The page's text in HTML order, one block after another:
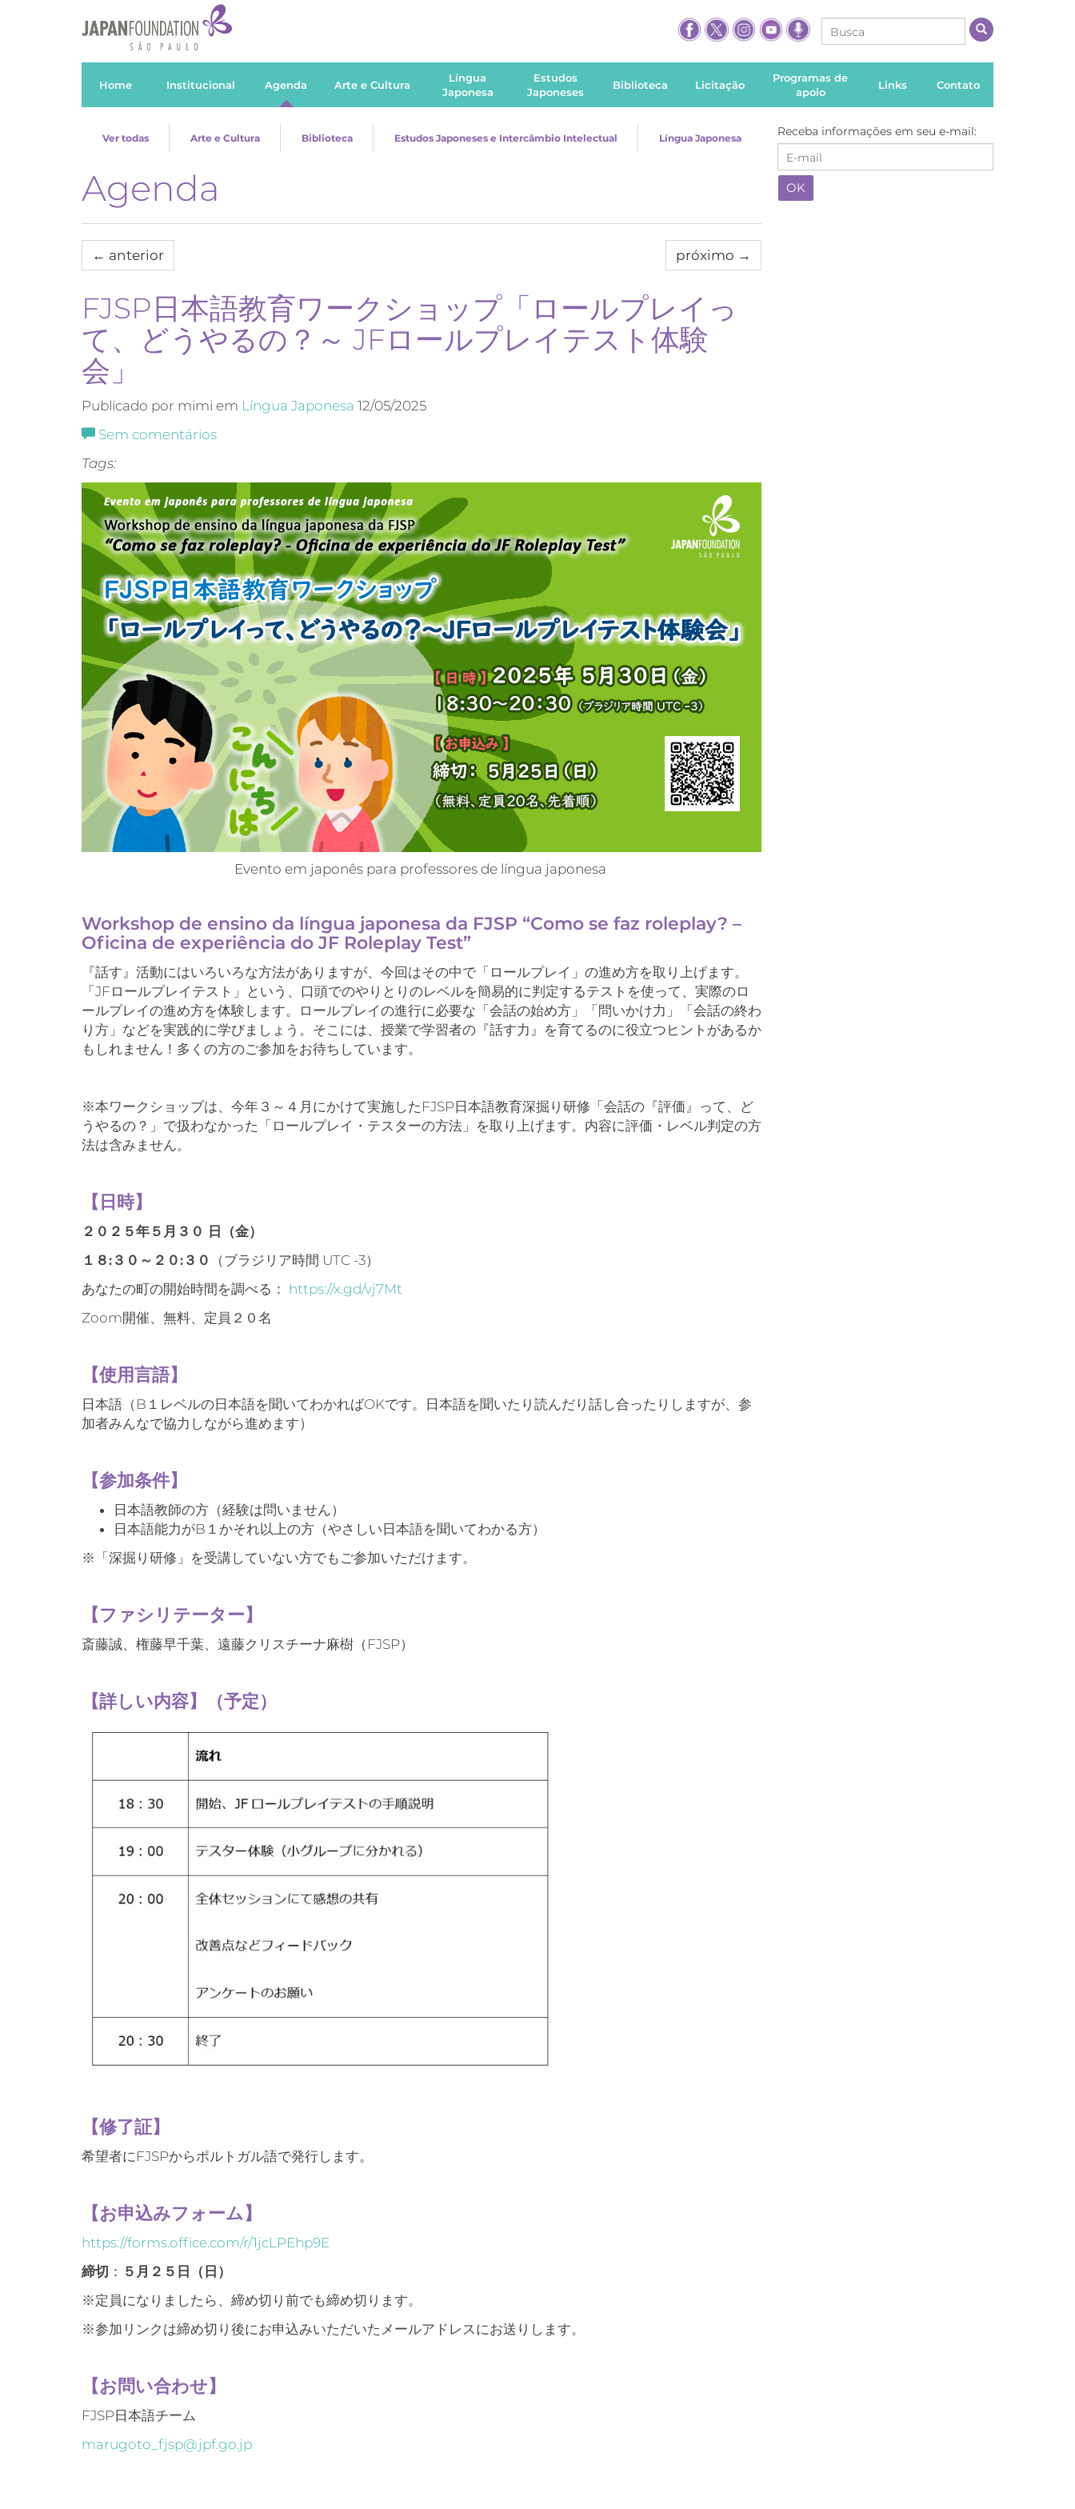
Home Institucional Agenda Arte e Cultura
Língua
Japonesa
Estudos
Japoneses
Biblioteca Licitação
Programas de
apoio
Links Contato
Ver todas Arte e Cultura Biblioteca Estudos Japoneses e Intercâmbio Intelectual Língua Japonesa
Agenda
← anterior próximo →
FJSP日本語教育ワークショップ「ロールプレイっ
て、どうやるの？～ JFロールプレイテスト体験
会」
Publicado por mimi em Língua Japonesa 12/05/2025
Sem comentários
Tags:
Evento em japonês para professores de língua japonesa
Workshop de ensino da língua japonesa da FJSP “Como se faz roleplay? –
Oficina de experiência do JF Roleplay Test”
『話す』活動にはいろいろな方法がありますが、今回はその中で「ロールプレイ」の進め方を取り上げます。
「JFロールプレイテスト」という、口頭でのやりとりのレベルを簡易的に判定するテストを使って、実際のロ
ールプレイの進め方を体験します。ロールプレイの進行に必要な「会話の始め方」「問いかけ力」「会話の終わ
り方」などを実践的に学びましょう。そこには、授業で学習者の『話す力』を育てるのに役立つヒントがあるか
もしれません！多くの方のご参加をお待ちしています。
※本ワークショップは、今年３～４月にかけて実施したFJSP日本語教育深掘り研修「会話の『評価』って、ど
うやるの？」で扱わなかった「ロールプレイ・テスターの方法」を取り上げます。内容に評価・レベル判定の方
法は含みません。
【日時】
２０２５年５月３０ 日（金）
１８:３０～２０:３０
（ブラジリア時間 UTC -3）
あなたの町の開始時間を調べる： https://x.gd/vj7Mt
Zoom開催、無料、定員２０名
【使用言語】
日本語（B１レベルの日本語を聞いてわかればOKです。日本語を聞いたり読んだり話し合ったりしますが、参
加者みんなで協力しながら進めます）
【参加条件】
日本語教師の方（経験は問いません）
日本語能力がB１かそれ以上の方（やさしい日本語を聞いてわかる方）
※「深掘り研修」を受講していない方でもご参加いただけます。
【ファシリテーター】
斎藤誠、権藤早千葉、遠藤クリスチーナ麻樹（FJSP）
【詳しい内容】（予定）
【修了証】
希望者にFJSPからポルトガル語で発行します。
【お申込みフォーム】
https://forms.office.com/r/1jcLPEhp9E
締切 ： ５月２５日（日）
※定員になりましたら、締め切り前でも締め切ります。
※参加リンクは締め切り後にお申込みいただいたメールアドレスにお送りします。
【お問い合わせ】
FJSP日本語チーム
marugoto_fjsp@jpf.go.jp
Receba informações em seu e-mail: